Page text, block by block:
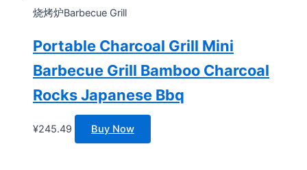
烧烤炉Barbecue Grill
Portable Charcoal Grill Mini
Barbecue Grill Bamboo Charcoal
Rocks Japanese Bbq
¥245.49 Buy Now